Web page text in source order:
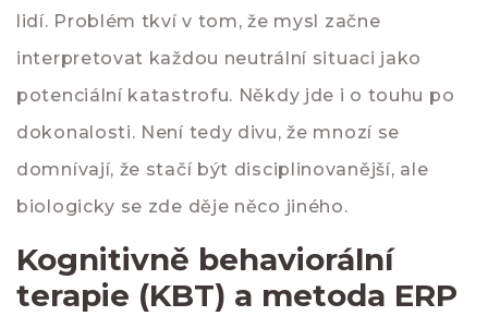
lidí. Problém tkví v tom, že mysl začne
interpretovat každou neutrální situaci jako
potenciální katastrofu. Někdy jde i o touhu po
dokonalosti. Není tedy divu, že mnozí se
domnívají, že stačí být disciplinovanější, ale
biologicky se zde děje něco jiného.
Kognitivně behaviorální
terapie (KBT) a metoda ERP